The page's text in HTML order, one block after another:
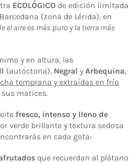
ECOLÓGICO de edición limitada
(zona de Lérida), en
el aire es más puro y la tierra más
y en altura, las
(autóctona), Negral y Arbequina,
temprana y extraídas en frío
matices.
fresco, intenso y lleno de
verde brillante y textura sedosa
en cada gota:
que recuerdan al plátano